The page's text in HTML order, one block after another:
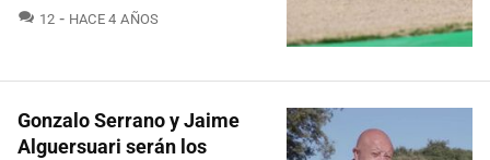
12 COMENTARIOS
HACE 4 AÑOS
Gonzalo Serrano y Jaime
Alguersuari serán los